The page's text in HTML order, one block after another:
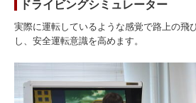
ドライビングシミュレーター
実際に運転しているような感覚で路上の飛
し、安全運転意識を高めます。